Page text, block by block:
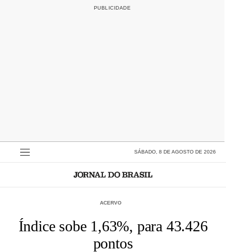
SÁBADO, 8 DE AGOSTO DE 2026
ACERVO
Índice sobe 1,63%, para 43.426
pontos